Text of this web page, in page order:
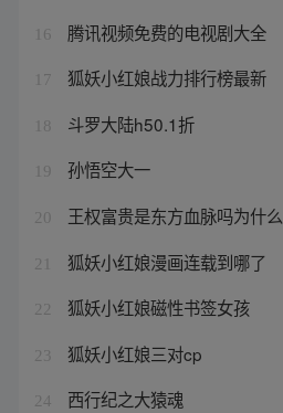
16 腾讯视频免费的电视剧大全
17 狐妖小红娘战力排行榜最新
18 斗罗大陆h50.1折
19 孙悟空大一
20 王权富贵是东方血脉吗为什么
21 狐妖小红娘漫画连载到哪了
22 狐妖小红娘磁性书签女孩
23 狐妖小红娘三对cp
24 西行纪之大猿魂